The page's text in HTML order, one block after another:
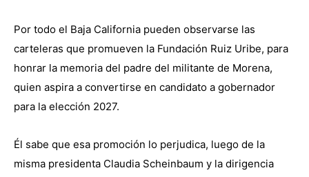
Por todo el Baja California pueden observarse las
carteleras que promueven la Fundación Ruiz Uribe, para
honrar la memoria del padre del militante de Morena,
quien aspira a convertirse en candidato a gobernador
para la elección 2027.
Él sabe que esa promoción lo perjudica, luego de la
misma presidenta Claudia Scheinbaum y la dirigencia